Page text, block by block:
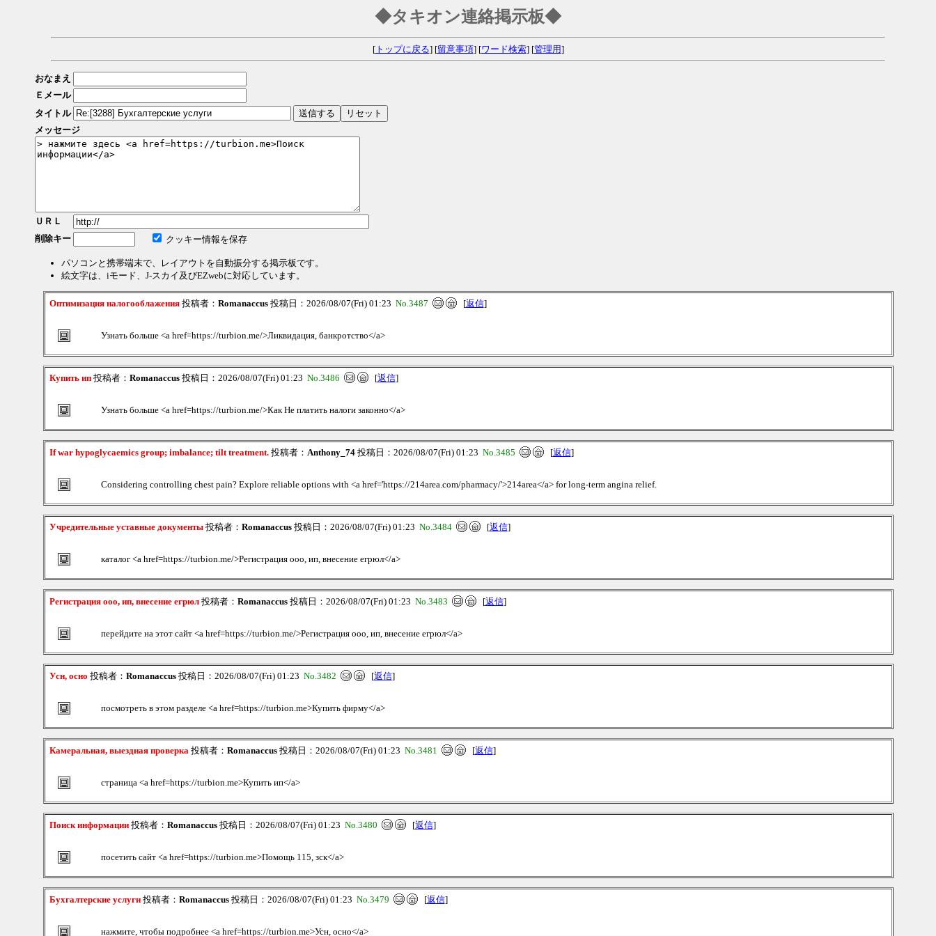
◆タキオン連絡掲示板◆
[トップに戻る] [留意事項] [ワード検索] [管理用]
おなまえ
Ｅメール
タイトル
メッセージ
ＵＲＬ
削除キー
クッキー情報を保存
パソコンと携帯端末で、レイアウトを自動振分する掲示板です。
絵文字は、iモード、J-スカイ及びEZwebに対応しています。
Оптимизация налогооблажения投稿者： Romanaccus投稿日：2026/08/07(Fri) 01:23 No.3487 [返信]
Узнать больше <a href=https://turbion.me/>Ликвидация, банкротство</a>
Купить ип投稿者： Romanaccus投稿日：2026/08/07(Fri) 01:23 No.3486 [返信]
Узнать больше <a href=https://turbion.me/>Как Не платить налоги законно</a>
If war hypoglycaemics group; imbalance; tilt treatment. 投稿者： Anthony_74投稿日：2026/08/07(Fri) 01:23 No.3485 [返信]
Considering controlling chest pain? Explore reliable options with <a href='https://214area.com/pharmacy/'>214area</a> for long-term angina relief.
Учредительные уставные документы投稿者： Romanaccus投稿日：2026/08/07(Fri) 01:23 No.3484 [返信]
каталог <a href=https://turbion.me/>Регистрация ооо, ип, внесение егрюл</a>
Регистрация ооо, ип, внесение егрюл投稿者： Romanaccus投稿日：2026/08/07(Fri) 01:23 No.3483 [返信]
перейдите на этот сайт <a href=https://turbion.me/>Регистрация ооо, ип, внесение егрюл</a>
Усн, осно 投稿者： Romanaccus投稿日：2026/08/07(Fri) 01:23 No.3482 [返信]
посмотреть в этом разделе <a href=https://turbion.me>Купить фирму</a>
Камеральная, выездная проверка投稿者： Romanaccus投稿日：2026/08/07(Fri) 01:23 No.3481 [返信]
страница <a href=https://turbion.me>Купить ип</a>
Поиск информации投稿者： Romanaccus投稿日：2026/08/07(Fri) 01:23 No.3480 [返信]
посетить сайт <a href=https://turbion.me>Помощь 115, зск</a>
Бухгалтерские услуги投稿者： Romanaccus投稿日：2026/08/07(Fri) 01:23 No.3479 [返信]
нажмите, чтобы подробнее <a href=https://turbion.me>Усн, осно</a>